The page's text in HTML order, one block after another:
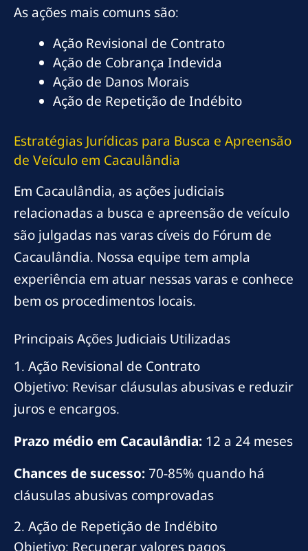
As ações mais comuns são:
Ação Revisional de Contrato
Ação de Cobrança Indevida
Ação de Danos Morais
Ação de Repetição de Indébito
Estratégias Jurídicas para Busca e Apreensão
de Veículo em Cacaulândia
Em Cacaulândia, as ações judiciais
relacionadas a busca e apreensão de veículo
são julgadas nas varas cíveis do Fórum de
Cacaulândia. Nossa equipe tem ampla
experiência em atuar nessas varas e conhece
bem os procedimentos locais.
Principais Ações Judiciais Utilizadas
1. Ação Revisional de Contrato
Objetivo: Revisar cláusulas abusivas e reduzir
juros e encargos.
Prazo médio em Cacaulândia: 12 a 24 meses
Chances de sucesso: 70-85% quando há
cláusulas abusivas comprovadas
2. Ação de Repetição de Indébito
Objetivo: Recuperar valores pagos